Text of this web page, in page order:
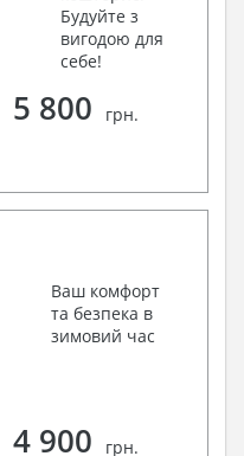
Будуйте з
вигодою для
себе!
5 800 грн.
Ваш комфорт
та безпека в
зимовий час
4 900 грн.